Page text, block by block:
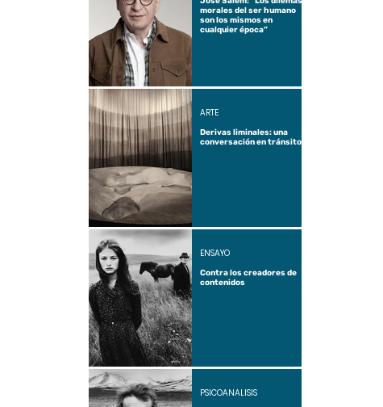
morales del ser humano
son los mismos en
cualquier época”
Derivas liminales: una
conversación en tránsito
ARTE
Contra los creadores de
contenidos
ENSAYO
PSICOANÁLISIS